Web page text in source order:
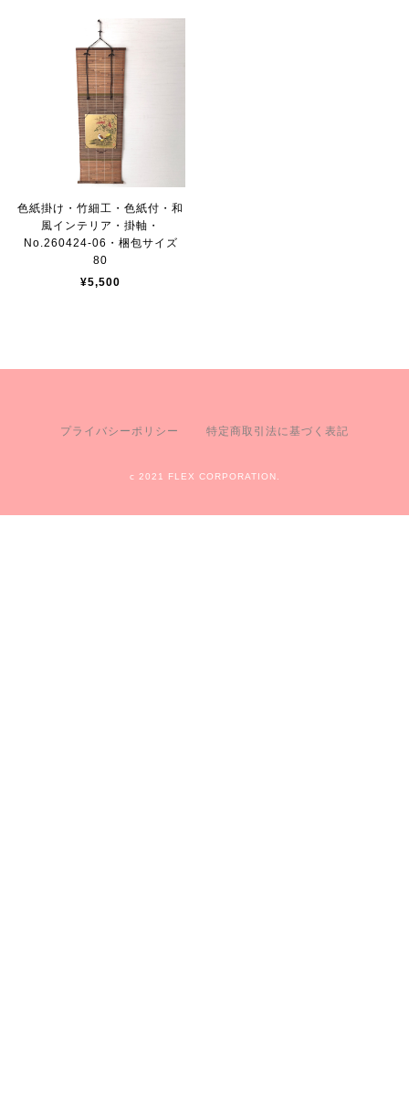
色紙掛け・竹細工・色紙付・和
風インテリア・掛軸・
No.260424-06・梱包サイズ
80
¥5,500
プライバシーポリシー 特定商取引法に基づく表記
c 2021 FLEX CORPORATION.